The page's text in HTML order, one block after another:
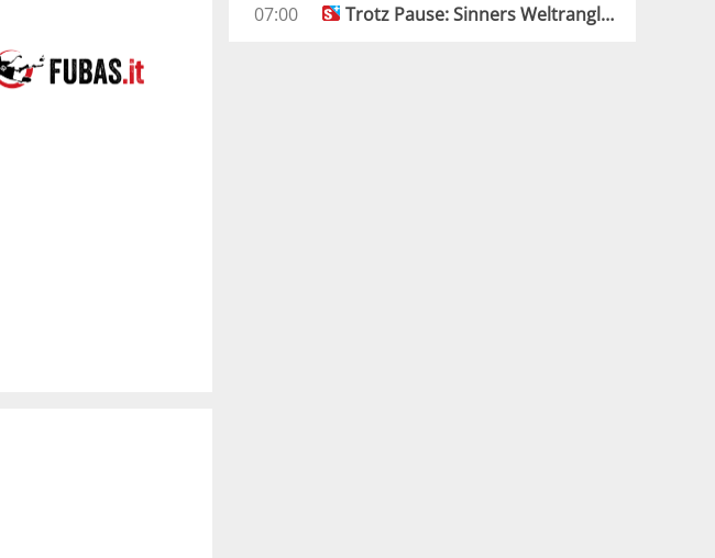
07:00 Trotz Pause: Sinners Weltranglisten-Führung gesichert